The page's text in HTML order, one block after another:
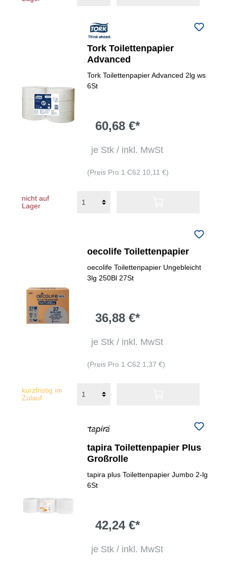
Tork Toilettenpapier
Advanced
Tork Toilettenpapier Advanced 2lg ws
6St
60,68 €*
je Stk / inkl. MwSt
(Preis Pro 1 C62 10,11 €)
nicht auf
Lager
oecolife Toilettenpapier
oecolife Toilettenpapier Ungebleicht
3lg 250Bl 27St
36,88 €*
je Stk / inkl. MwSt
(Preis Pro 1 C62 1,37 €)
kurzfristig im
Zulauf
tapira Toilettenpapier Plus
Großrolle
tapira plus Toilettenpapier Jumbo 2-lg
6St
42,24 €*
je Stk / inkl. MwSt